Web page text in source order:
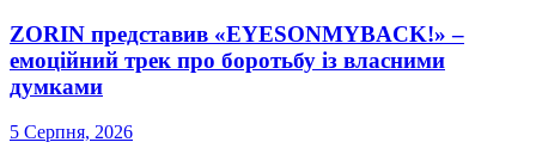
ZORIN представив «EYESONMYBACK!» –
емоційний трек про боротьбу із власними
думками
5 Серпня, 2026